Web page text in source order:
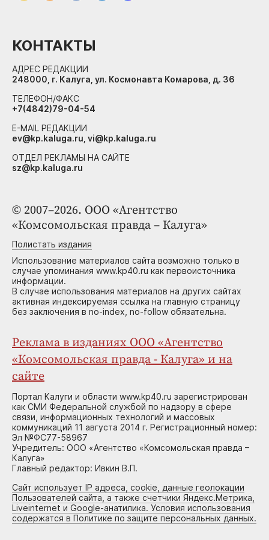
© 2007–2026. ООО «Агентство
«Комсомольская правда – Калуга»
Полистать издания
Использование материалов сайта возможно только в
случае упоминания www.kp40.ru как первоисточника
информации.
В случае использования материалов на других сайтах
активная индексируемая ссылка на главную страницу
без заключения в no-index, no-follow обязательна.
Реклама в изданиях ООО «Агентство
«Комсомольская правда - Калуга» и на
сайте
Портал Калуги и области www.kp40.ru зарегистрирован
как СМИ Федеральной службой по надзору в сфере
связи, информационных технологий и массовых
коммуникаций 11 августа 2014 г. Регистрационный номер:
Эл №ФС77-58967
Учредитель: ООО «Агентство «Комсомольская правда –
Калуга»
Главный редактор: Ивкин В.П.
Сайт использует IP адреса, cookie, данные геолокации
Пользователей сайта, а также счетчики Яндекс.Метрика,
Liveinternet и Google-анатилика. Условия использования
содержатся в Политике по защите персональных данных.
КОНТАКТЫ
АДРЕС РЕДАКЦИИ
248000, г. Калуга, ул. Космонавта Комарова, д. 36
ТЕЛЕФОН/ФАКС
+7(4842)79-04-54
E-MAIL РЕДАКЦИИ
ev@kp.kaluga.ru, vi@kp.kaluga.ru
ОТДЕЛ РЕКЛАМЫ НА САЙТЕ
sz@kp.kaluga.ru